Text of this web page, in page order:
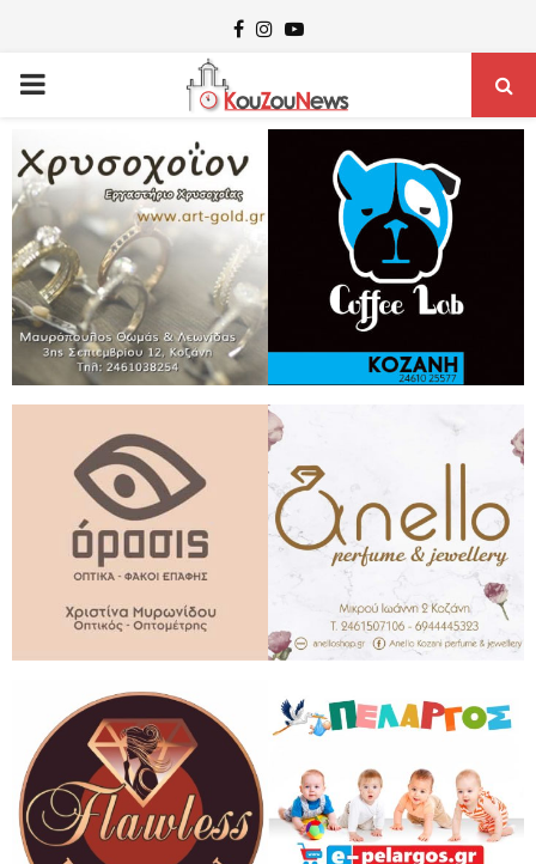
Facebook
Instagram
Youtube
PRIMARY
MENU